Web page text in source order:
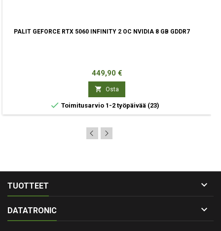
PALIT GEFORCE RTX 5060 INFINITY 2 OC NVIDIA 8 GB GDDR7
Hinta
449,90 €
 Osta
 Toimitusarvio 1-2 työpäivää (23)
TUOTTEET 
DATATRONIC 